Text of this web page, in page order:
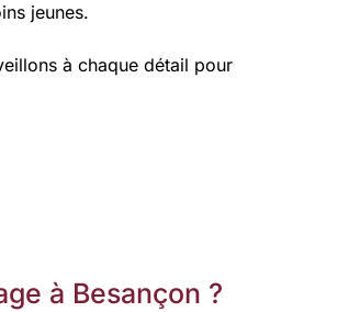
jeunes.
à chaque détail pour
à Besançon ?